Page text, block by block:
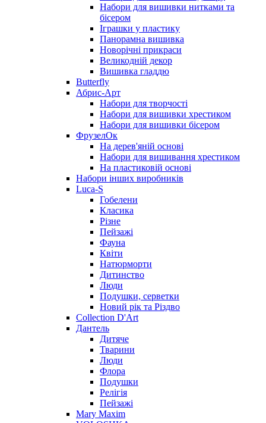
Набори для вишивки нитками та
бісером
Іграшки у пластику
Панорамна вишивка
Новорічні прикраси
Великодній декор
Вишивка гладдю
Butterfly
Абрис-Арт
Набори для творчості
Набори для вишивки хрестиком
Набори для вишивки бісером
ФрузелОк
На дерев'яній основі
Набори для вишивання хрестиком
На пластиковій основі
Набори інших виробників
Luca-S
Гобелени
Класика
Різне
Пейзажі
Фауна
Квіти
Натюрморти
Дитинство
Люди
Подушки, серветки
Новий рік та Різдво
Collection D'Art
Дантель
Дитяче
Тварини
Люди
Флора
Подушки
Релігія
Пейзажі
Mary Maxim